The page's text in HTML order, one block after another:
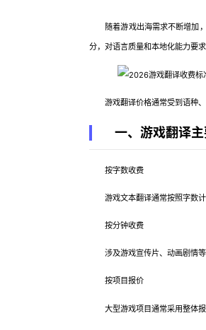
随着游戏出海需求不断增加，
分，对语言质量和本地化能力要求
游戏翻译价格通常受到语种、
一、游戏翻译主
按字数收费
游戏文本翻译通常按照字数计
按分钟收费
涉及游戏宣传片、动画剧情等
按项目报价
大型游戏项目通常采用整体报